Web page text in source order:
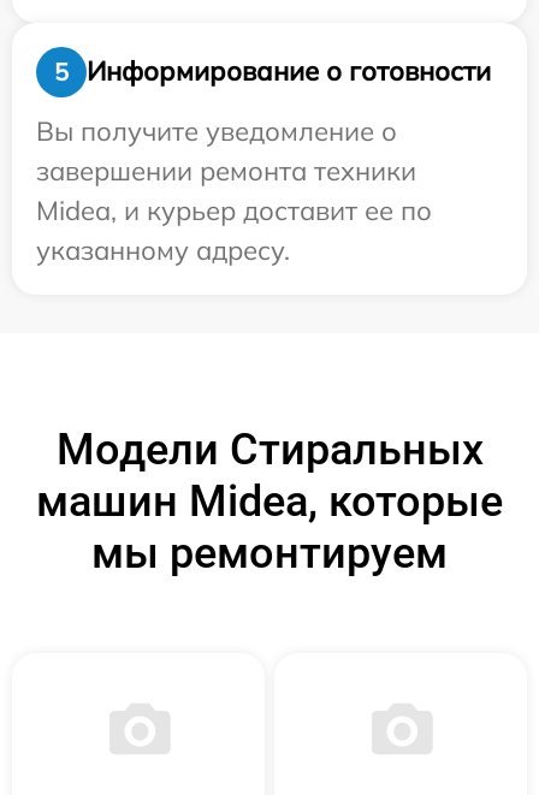
5
Информирование о готовности
Вы получите уведомление о
завершении ремонта техники
Midea, и курьер доставит ее по
указанному адресу.
Модели Стиральных
машин Midea, которые
мы ремонтируем